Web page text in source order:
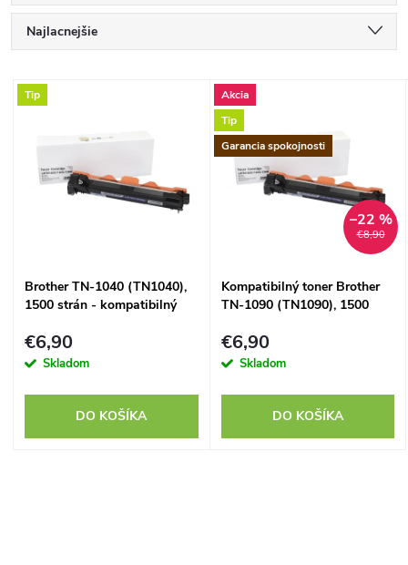
R
a
e
p
o
Najlacnejšie
Najpredávanejšie
Abecedne
V
s
p
Tip
Brother TN-1040 (TN1040),
1500 strán - kompatibilný
€6,90
Skladom
DO KOŠÍKA
Akcia
Tip
Garancia spokojnosti
€8,90
–22 %
Kompatibilný toner Brother
TN-1090 (TN1090), 1500
€6,90
Skladom
DO KOŠÍKA